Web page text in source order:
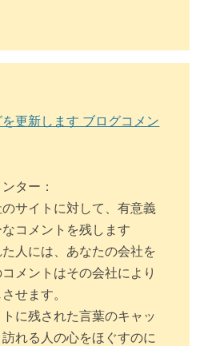
ター：
サイトに対して、有意義
コメントを残します
人には、あなたの会社を
メントはその会社により
せます。
に残された言葉のキャッ
れる人の心をほぐすのに